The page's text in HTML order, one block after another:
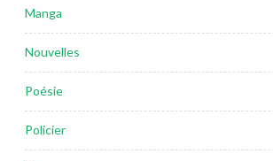
Manga
Nouvelles
Poésie
Policier